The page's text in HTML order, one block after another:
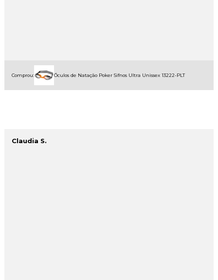
Comprou: Óculos de Natação Poker Sifnos Ultra Unissex 13222-PLT
Claudia S.